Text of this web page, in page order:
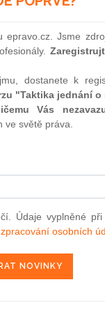
11. 5.
2013 — Brune v. Komise
uchazečů
proti rozhodnutí o
epravo.cz. Jsme
dostanete k
"Taktika jednání o
Vás
ve světě práva.
Údaje vyplněné
osobních